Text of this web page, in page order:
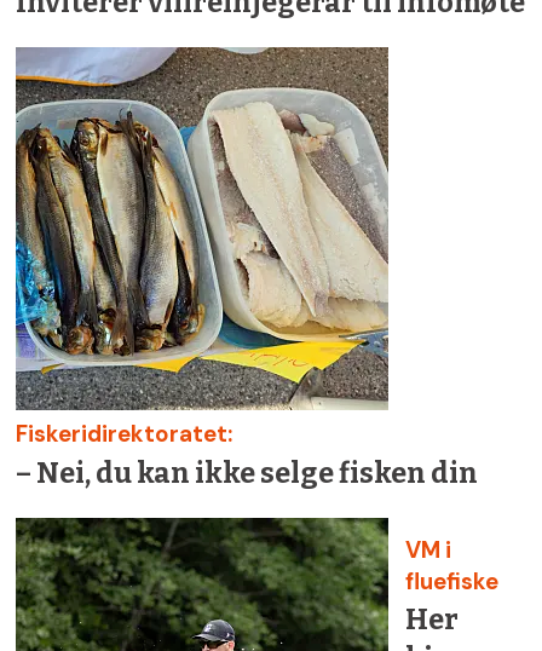
Fiskeridirektoratet:
– Nei, du kan ikke selge fisken din
VM i
fluefiske
Her